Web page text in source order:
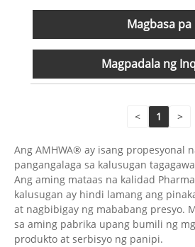
Magbasa pa
Magpadala ng
< 1 >
Ang AMHWA® ay isang propesyonal
pangangalaga sa kalusugan
Ang aming mataas na kalidad
kalusugan ay hindi lamang ang
at nagbibigay ng mababang presyo.
sa aming pabrika upang bumili ng
produkto at serbisyo ng panipi.